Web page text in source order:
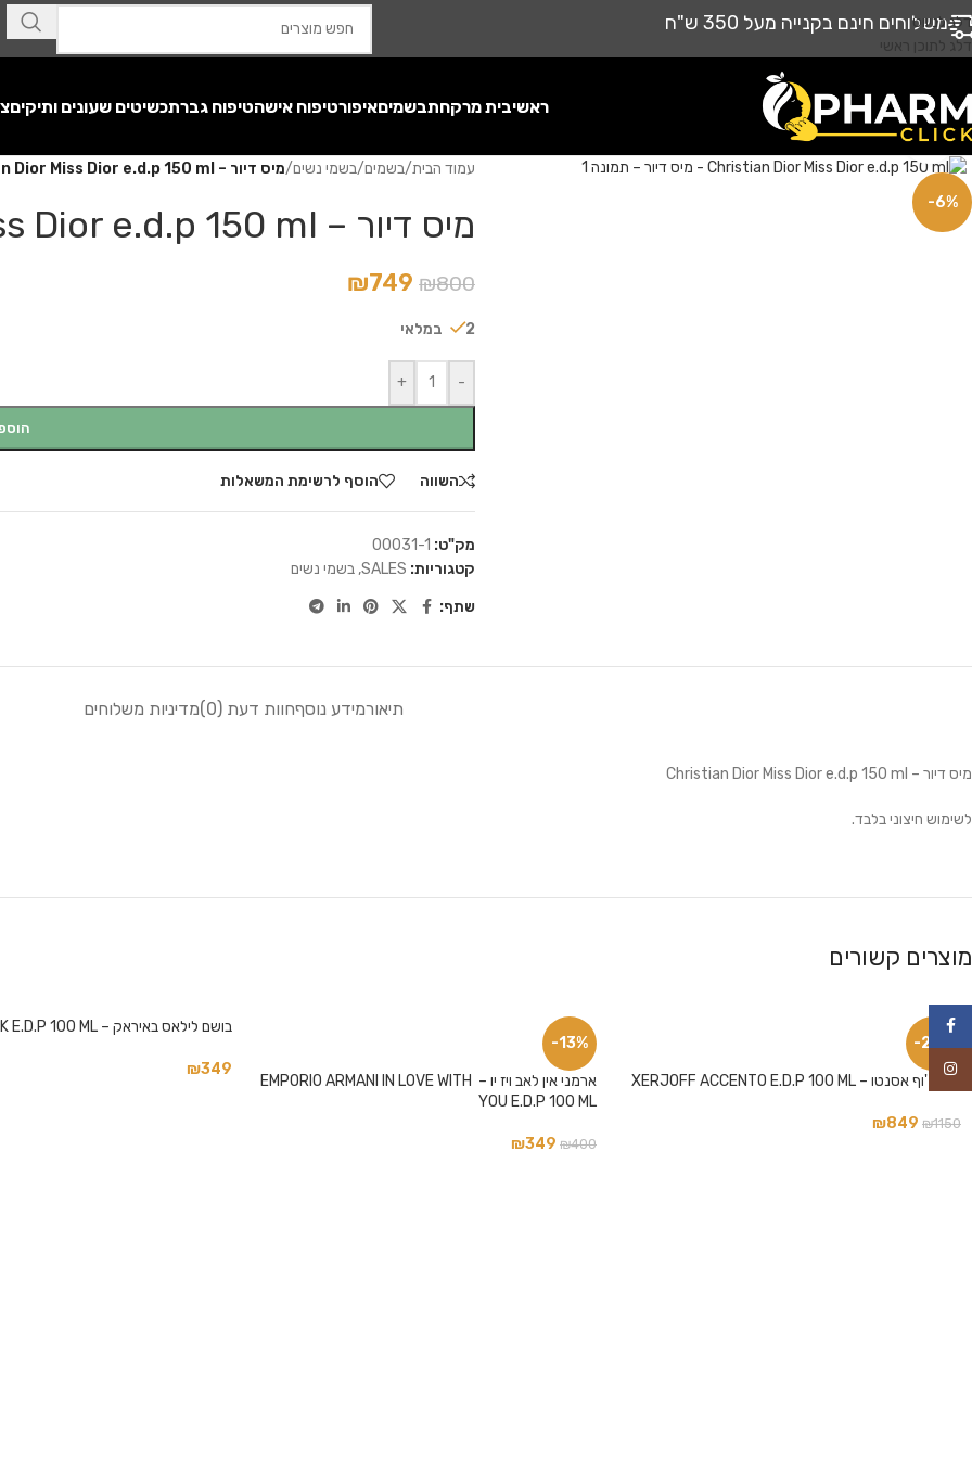
דלג לניווט
דלג לתוכן ראשי
משלוחים חינם בקנייה מעל 350 ש"ח
ראשיבית מרקחתבשמיםאיפורטיפוח אישהטיפוח גברתכשיטים שעונים ותיקים
-6%
לחץ להגדלה
עמוד הבית/בשמים/בשמי נשים/מיס דיור – Christian Dior Miss Dior e.d.p 150 ml
מיס דיור – Christian Dior Miss Dior e.d.p 150 ml
₪800
₪749
2 במלאי
-
+
השווה הוסף לרשימת המשאלות
מק"ט: 00031-1
קטגוריות: SALES
, בשמי נשים
שתף:
תיאורמידע נוסףחוות דעת (0) מדיניות משלוחים
מיס דיור – Christian Dior Miss Dior e.d.p 150 ml
לשימוש חיצוני בלבד.
מוצרים קשורים
-26%
קסרג'וף אסנטו – XERJOFF ACCENTO E.D.P 100 ML
₪1150
₪849
-13%
ארמני אין לאב ויז יו – EMPORIO ARMANI IN LOVE WITH
YOU E.D.P 100 ML
₪400
₪349
בושם לילאס באיראק – LELAS BAYRAK E.D.P 100 ML
₪349
פייסבוק
אינסטגרם